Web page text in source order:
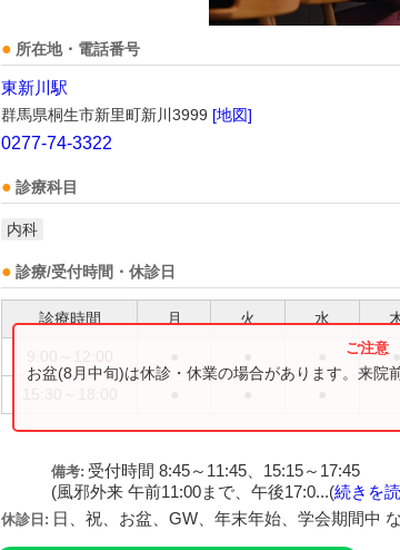
所在地・電話番号
東新川駅
群馬県桐生市新里町新川3999 [地図]
0277-74-3322
診療科目
内科
診療/受付時間・休診日
診療時間 月 火 水
お盆(8月中旬)は休診・休業の場合があります。来院
備考: 受付時間 8:45～11:45、15:15～17:45
(風邪外来 午前11:00まで、午後17:0...(続きを
休診日: 日、祝、お盆、GW、年末年始、学会期間中